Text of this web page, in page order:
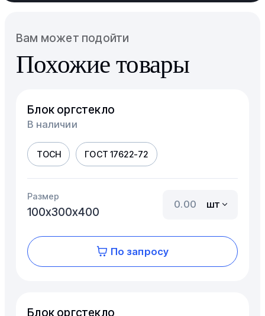
Вам может подойти
Похожие товары
Блок оргстекло
В наличии
ТОСН ГОСТ 17622-72
Размер
100х300х400
шт
По запросу
Блок оргстекло